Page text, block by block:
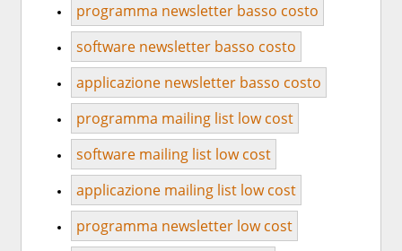
programma newsletter basso costo
software newsletter basso costo
applicazione newsletter basso costo
programma mailing list low cost
software mailing list low cost
applicazione mailing list low cost
programma newsletter low cost